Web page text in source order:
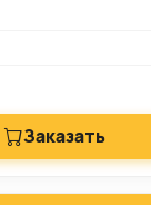
Заказать